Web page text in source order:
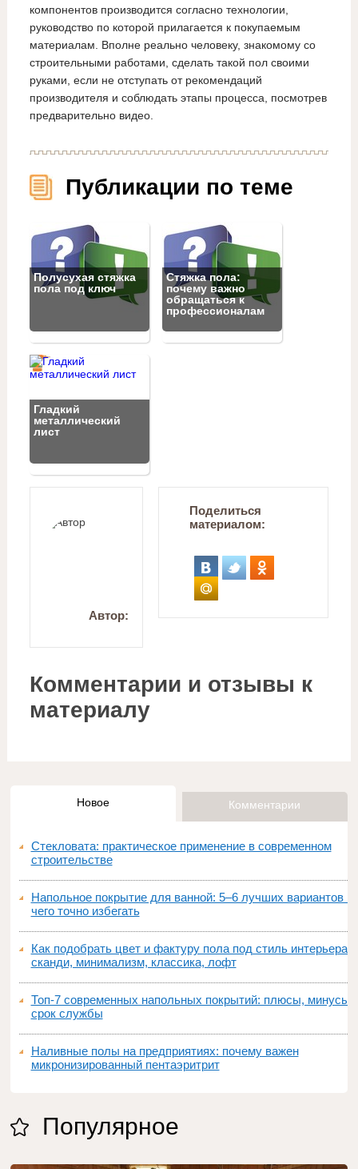
компонентов производится согласно технологии,
руководство по которой прилагается к покупаемым
материалам. Вполне реально человеку, знакомому со
строительными работами, сделать такой пол своими
руками, если не отступать от рекомендаций
производителя и соблюдать этапы процесса, посмотрев
предварительно видео.
Публикации по теме
Полусухая стяжка
пола под ключ
Стяжка пола:
почему важно
обращаться к
профессионалам
Гладкий
металлический
лист
Автор:
Поделиться
материалом:
Комментарии и отзывы к
материалу
Новое Комментарии
Стекловата: практическое применение в современном
строительстве
Напольное покрытие для ванной: 5–6 лучших вариантов и
чего точно избегать
Как подобрать цвет и фактуру пола под стиль интерьера:
сканди, минимализм, классика, лофт
Топ‑7 современных напольных покрытий: плюсы, минусы,
срок службы
Наливные полы на предприятиях: почему важен
микронизированный пентаэритрит
Популярное